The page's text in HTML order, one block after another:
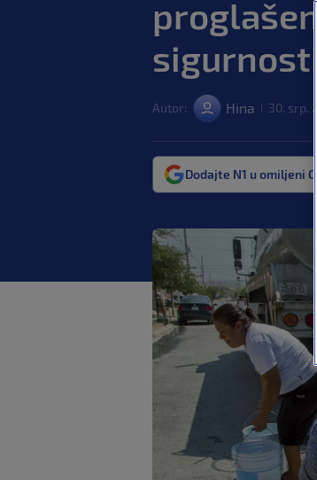
sigurnosti
Autor: Hina 30. srp.
Dodajte N1 u omiljeni